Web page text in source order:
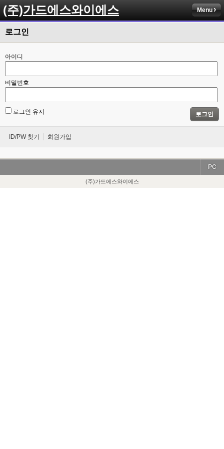
(주)가드에스와이에스 Menu
로그인
아이디
비밀번호
로그인 유지 로그인
ID/PW 찾기 회원가입
PC
(주)가드에스와이에스